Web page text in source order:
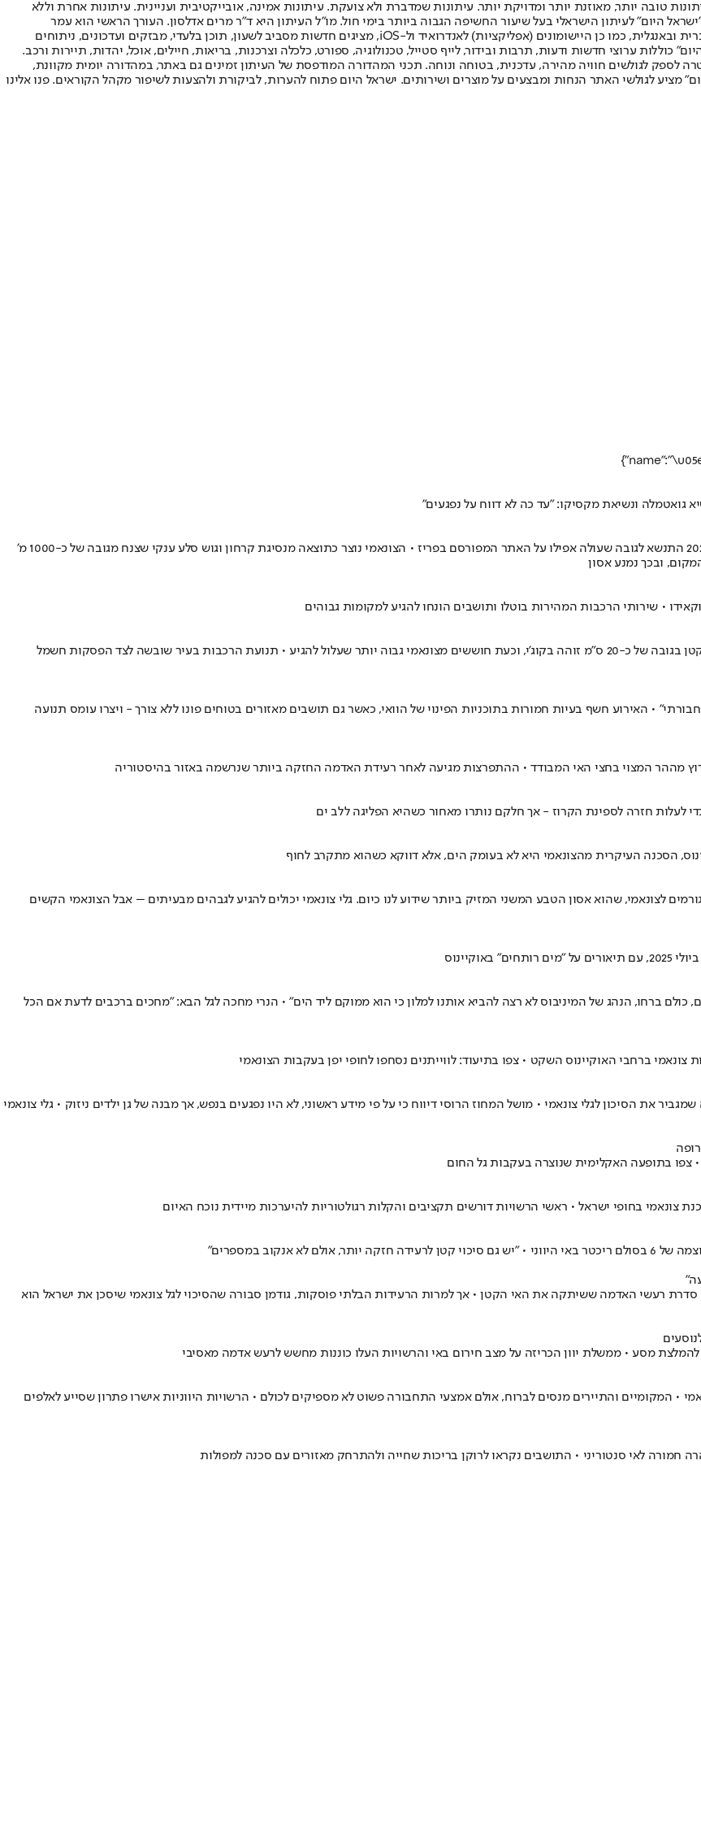
טובה יותר, מאוזנת יותר ומדויקת יותר. עיתונות שמדברת ולא צועקת. עיתונות אמינה, אובייקטיבית ועניינית. עיתונות אחרת וללא
המודפסת הראשונה פורסמה ב-30 ביולי 2007, וב-2010 הפך "ישראל היום" לעיתון הישראלי בעל שיעור החשיפה הגבוה ביותר בימי חול. מו"ל העיתון היא ד"ר מרים אדלסון. העורך הראשי הוא עמר
לחמנוביץ, והעורך המייסד הוא עמוס רגב. אתרי האינטרנט של "ישראל היום" בעברית ובאנגלית, כמו כן היישומונים (אפליקציות) לאנדרואיד ול-iOS, מציגים חדשות מסביב לשעון, תוכן בלעדי, מבזקים ועדכונים, ניתוחים
כוללות ערוצי חדשות ודעות, תרבות ובידור, לייף סטייל, טכנולוגיה, ספורט, כלכלה וצרכנות, בריאות, חיילים, אוכל, יהדות, תיירות ורכב.
לספק לגולשים חוויה מהירה, עדכנית, בטוחה ונוחה. תכני המהדורה המודפסת של העיתון זמינים גם באתר, במהדורה יומית מקוונת,
מציע לגולשי האתר הנחות ומבצעים על מוצרים ושירותים. ישראל היום פתוח להערות, לביקורת ולהצעות לשיפור מקהל הקוראים. פנו אלינו
ונשיאת מקסיקו: "עד כה לא דווח על נפגעים"
חוקרים גילו כי הצונאמי החריג שהיכה בפיורד טרייסי ארם שבארה"ב באוגוסט 2025 התנשא לגובה שעולה אפילו על האתר המפורסם בפריז • הצונאמי נוצר כתוצאה מנסיגת קרחון וגוש סלע ענקי שצנח מגובה של כ-1000 מ'
ובכך נמנע אסון
• שירותי הרכבות המהירות בוטלו ותושבים הונחו להגיע למקומות גבוהים
אחרי רעידת האדמה הראשונה התרחשו מספר רעידות קטנות נוספות • צונאמי קטן בגובה של כ-20 ס"מ זוהה בקוג'י, וכעת חוששים מצונאמי גבוה יותר שעלול להגיע • תנועת הרכבות בעיר שובשה לצד הפסקות חשמל
• האירוע חשף בעיות חמורות בתוכניות הפינוי של הוואי, כאשר גם תושבים מאזורים בטוחים פונו ללא צורך - ויצרו עומס תנועה
מההר המצוי בחצי האי המבודד • ההתפרצות מגיעה לאחר רעידת האדמה החזקה ביותר שנרשמה באזור בהיסטוריה
לעלות חזרה לספינת הקרוז - אך חלקם נותרו מאחור כשהיא הפליגה ללב ים
הסכנה העיקרית מהצונאמי היא לא בעומק הים, אלא דווקא כשהוא מתקרב לחוף
לצונאמי, שהוא אסון הטבע המשני המזיק ביותר שידוע לנו כיום. גלי צונאמי יכולים להגיע לגבהים מבעיתים – אבל הצונאמי הקשים
ברחו, הנהג של המיניבוס לא רצה להביא אותנו למלון כי הוא ממוקם ליד הים" • הנרי מחכה לגל הבא: "מחכים ברכבים לדעת אם הכל
ברחבי האוקיינוס השקט • צפו בתיעוד: לווייתנים נסחפו לחופי יפן בעקבות הצונאמי
בעומק רדוד יחסית של 19.3 קילומטרים בלבד, מה שמגביר את הסיכון לגלי צונאמי • מושל המחוז הרוסי דיווח כי על פי מידע ראשוני, לא היו נפגעים בנפש, אך מבנה של גן ילדים ניזוק • גלי צונאמי
צפו בתופעה האקלימית שנוצרה בעקבות גל החום
בחופי ישראל • ראשי הרשויות דורשים תקציבים והקלות רגולטוריות להיערכות מיידית נוכח האיום
אנקוב במספרים"
סדרת רעשי האדמה ששיתקה את האי הקטן • אך למרות הרעידות הבלתי פוסקות, גודמן סבורה שהסיכוי לגל צונאמי שיסכן את ישראל הוא
מסע • ממשלת יוון הכריזה על מצב חירום באי והרשויות העלו כוננות מחשש לרעש אדמה מאסיבי
• המקומיים והתיירים מנסים לברוח, אולם אמצעי התחבורה פשוט לא מספיקים לכולם • הרשויות היווניות אישרו פתרון שסייע לאלפים
חמורה לאי סנטוריני • התושבים נקראו לרוקן בריכות שחייה ולהתרחק מאזורים עם סכנה למפולות